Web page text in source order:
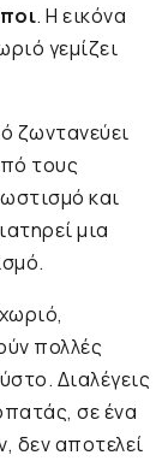
. Η εικόνα
γεμίζει
ζωντανεύει
τους
και
μια
πολλές
Διαλέγεις
σε ένα
δεν αποτελεί